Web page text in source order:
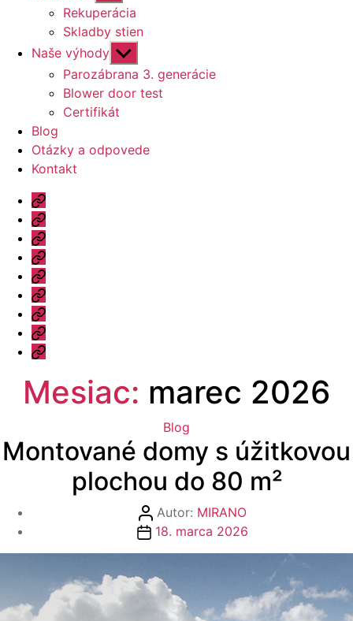
druhú
úroveň
navigácie
Rekuperácia
Skladby stien
Naše výhody Zobraziť
druhú
úroveň
navigácie
Parozábrana 3. generácie
Blower door test
Certifikát
Blog
Otázky a odpovede
Kontakt
Úvod
Ponuka
Katalóg
Vzorový
dom
Informácie
Naše
výhody
Blog
Otázky
a
Kontakt
Mesiac: marec 2026
Kategórie
Blog
Montované domy s úžitkovou
plochou do 80 m²
Autor
článku
Autor: MIRANO
Dátum18. marca 2026